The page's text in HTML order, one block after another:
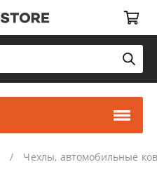
Чехлы, автомобильные